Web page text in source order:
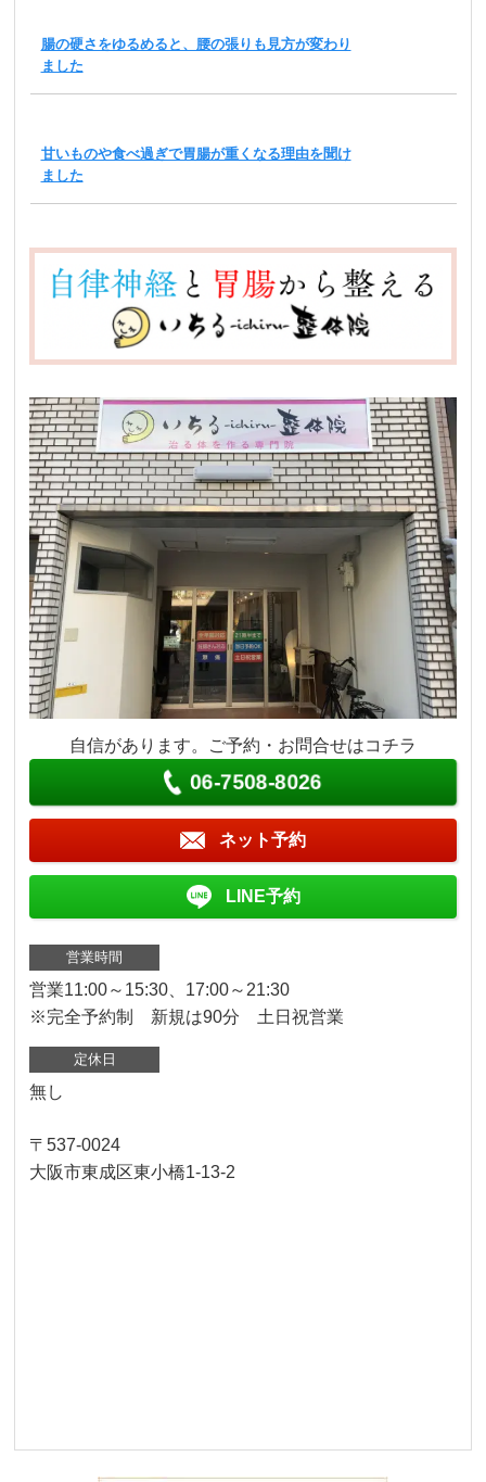
腸の硬さをゆるめると、腰の張りも見方が変わり
ました
甘いものや食べ過ぎで胃腸が重くなる理由を聞け
ました
自信があります。ご予約・お問合せはコチラ
06-7508-8026
ネット予約
LINE予約
営業時間
営業11:00～15:30、17:00～21:30
※完全予約制 新規は90分 土日祝営業
定休日
無し
〒537-0024
大阪市東成区東小橋1-13-2